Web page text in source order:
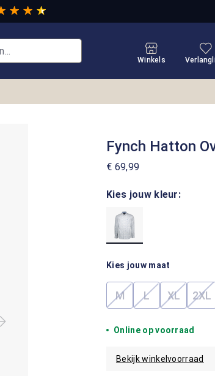
Winkels
Fynch Hatton
€ 69,99
Kies jouw kleur:
Kies jouw maat
M(Deze optie is
L(Deze optie is
XL(Deze2XL
Online op voorraad
Bekijk winkelvoorraad